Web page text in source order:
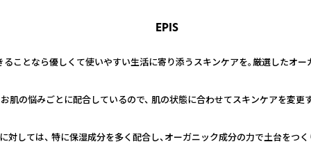
EPIS
ことなら優しくて使いやすい生活に寄り添うスキンケアを。厳選したオ
の悩みごとに配合しているので、 肌の状態に合わせてスキンケアを変更
しては、 特に保湿成分を多く配合し、オーガニック成分の力で土台をつ